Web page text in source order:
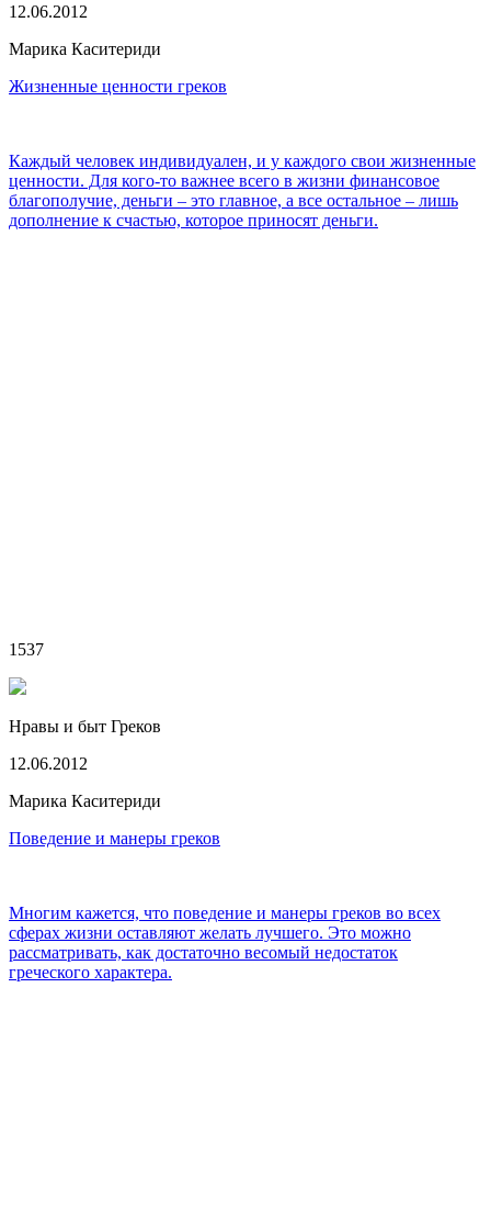
12.06.2012
Марика Каситериди
Жизненные ценности греков
Каждый человек индивидуален, и у каждого свои жизненные
ценности. Для кого-то важнее всего в жизни финансовое
благополучие, деньги – это главное, а все остальное – лишь
дополнение к счастью, которое приносят деньги.
1537
Нравы и быт Греков
12.06.2012
Марика Каситериди
Поведение и манеры греков
Многим кажется, что поведение и манеры греков во всех
сферах жизни оставляют желать лучшего. Это можно
рассматривать, как достаточно весомый недостаток
греческого характера.